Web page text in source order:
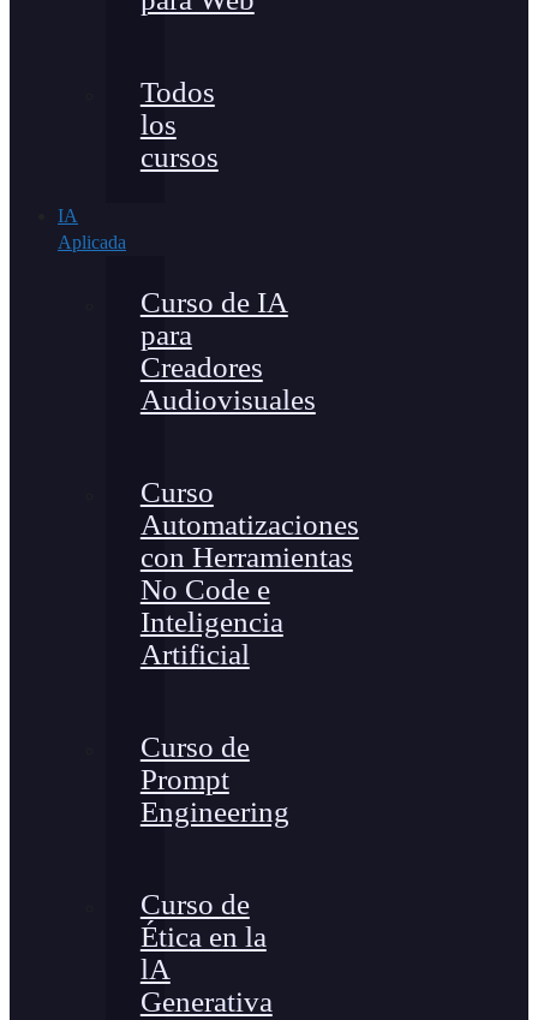
Todos
los
cursos
IA
Aplicada
Curso de IA
para
Creadores
Audiovisuales
Curso
Automatizaciones
con Herramientas
No Code e
Inteligencia
Artificial
Curso de
Prompt
Engineering
Curso de
Ética en la
lA
Generativa